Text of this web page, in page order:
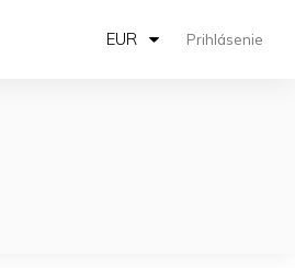
EUR Prihlásenie